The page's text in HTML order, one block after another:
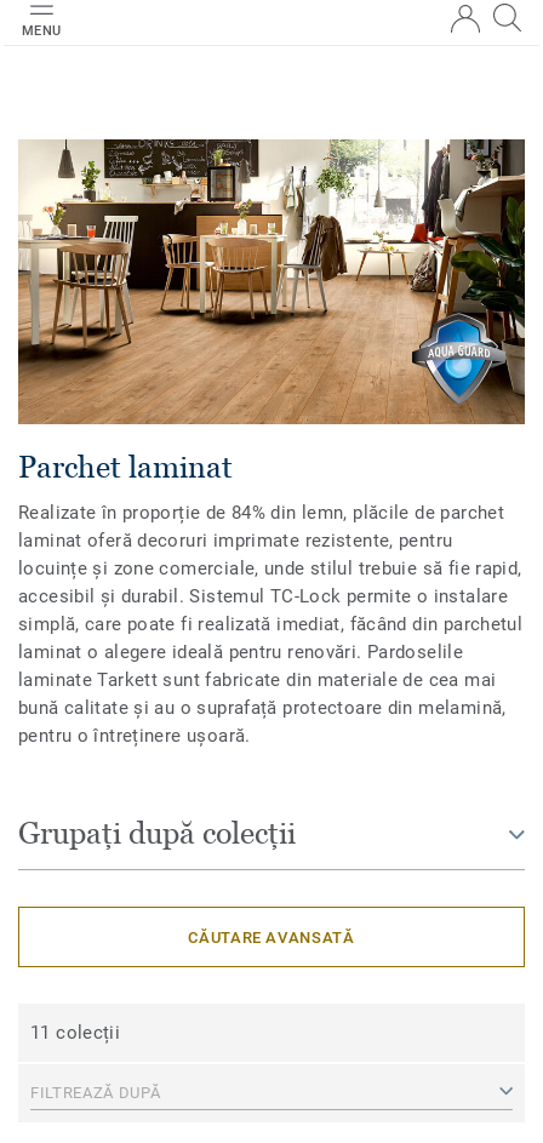
MENU
Parchet laminat
Realizate în proporție de 84% din lemn, plăcile de parchet
laminat oferă decoruri imprimate rezistente, pentru
locuințe și zone comerciale, unde stilul trebuie să fie rapid,
accesibil și durabil. Sistemul TC-Lock permite o instalare
simplă, care poate fi realizată imediat, făcând din parchetul
laminat o alegere ideală pentru renovări. Pardoselile
laminate Tarkett sunt fabricate din materiale de cea mai
bună calitate și au o suprafață protectoare din melamină,
pentru o întreținere ușoară.
Grupați după colecții
CĂUTARE AVANSATĂ
11 colecții
FILTREAZĂ DUPĂ